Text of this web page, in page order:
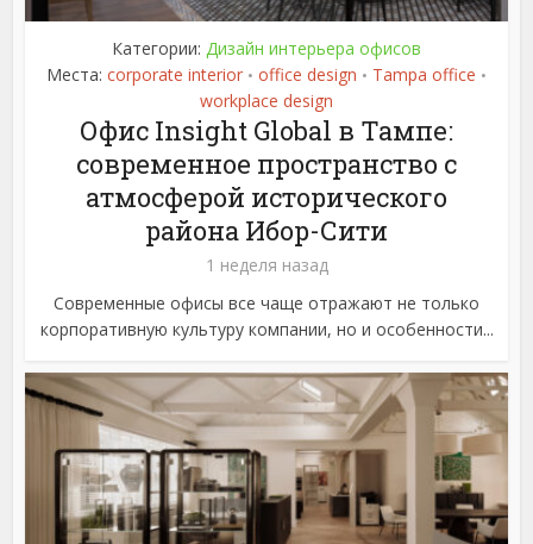
Категории: Дизайн интерьера офисов
Места: corporate interior • office design • Tampa office •
workplace design
Офис Insight Global в Тампе:
современное пространство с
атмосферой исторического
района Ибор-Сити
1 неделя назад
Современные офисы все чаще отражают не только
корпоративную культуру компании, но и особенности...